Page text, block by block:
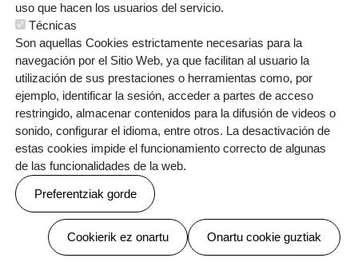
uso que hacen los usuarios del servicio.
Técnicas
Son aquellas Cookies estrictamente necesarias para la
navegación por el Sitio Web, ya que facilitan al usuario la
utilización de sus prestaciones o herramientas como, por
ejemplo, identificar la sesión, acceder a partes de acceso
restringido, almacenar contenidos para la difusión de videos o
sonido, configurar el idioma, entre otros. La desactivación de
estas cookies impide el funcionamiento correcto de algunas
de las funcionalidades de la web.
Preferentziak gorde
Cookierik ez onartu Onartu cookie guztiak
Baimenak ezeztatu